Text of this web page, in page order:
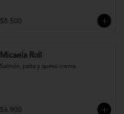
$8.500
Micaela Roll
Salmón, palta y queso crema.
$6.900